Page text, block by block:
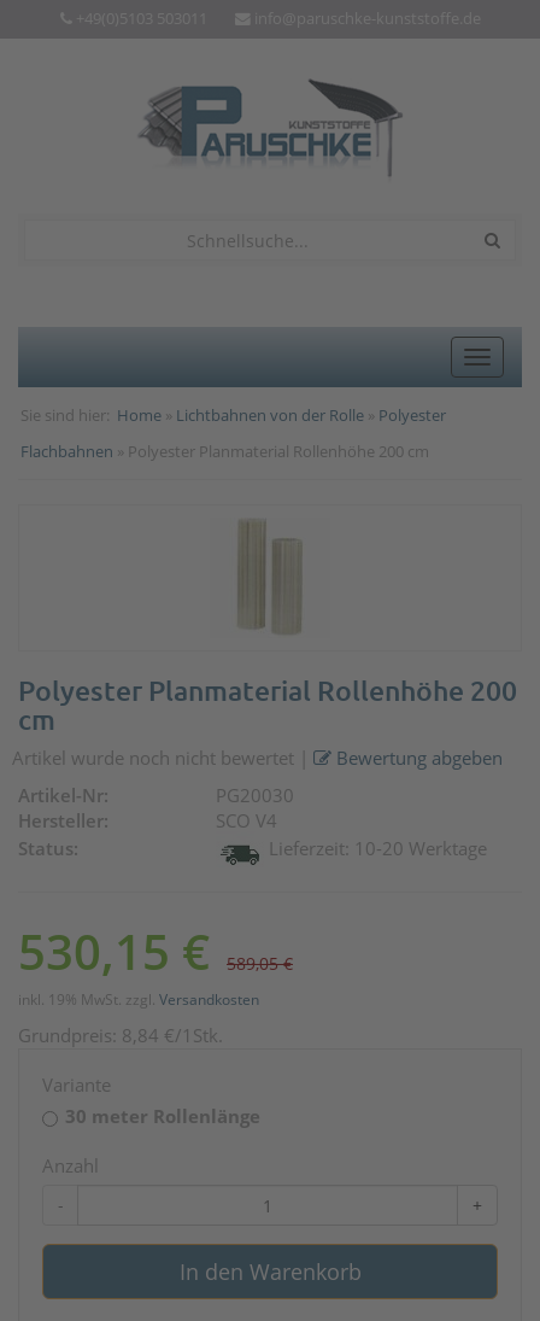
+49(0)5103 503011 info@paruschke-kunststoffe.de
Toggle
Sie sind hier: Home » Lichtbahnen von der Rolle » Polyester
Flachbahnen » Polyester Planmaterial Rollenhöhe 200 cm
Polyester Planmaterial Rollenhöhe 200
cm
Artikel wurde noch nicht bewertet
Bewertung abgeben
Artikel-Nr:
PG20030
Hersteller:
SCO V4
Status:
Lieferzeit: 10-20 Werktage
530,15 € 589,05 €
inkl. 19% MwSt. zzgl. Versandkosten
Grundpreis: 8,84 €/1Stk.
Variante
30 meter Rollenlänge
Anzahl
- +
In den Warenkorb